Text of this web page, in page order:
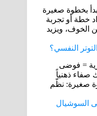
بخطوة صغيرة
خطة أو تجربة
الخوف، ويزيد
النفسي؟
= فوضى
صفاء ذهنياً
صغيرة: نظّم
السوشيال